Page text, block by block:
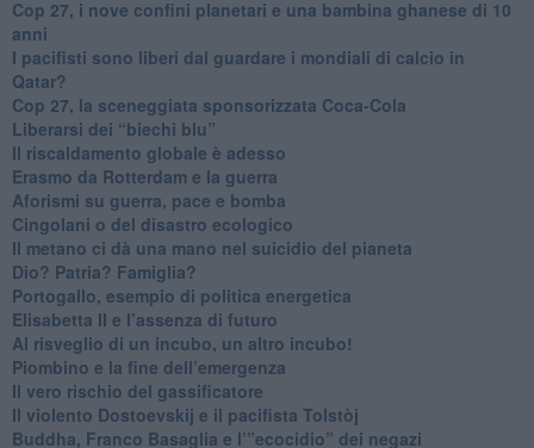
​Cop 27, i nove confini planetari e una bambina ghanese di 10
anni
​I pacifisti sono liberi dal guardare i mondiali di calcio in
Qatar?
​Cop 27, la sceneggiata sponsorizzata Coca-Cola
​Liberarsi dei “biechi blu”
Il riscaldamento globale è adesso
​Erasmo da Rotterdam e la guerra
​Aforismi su guerra, pace e bomba
Cingolani o del disastro ecologico
​Il metano ci dà una mano nel suicidio del pianeta
​Dio? Patria? Famiglia?
Portogallo, esempio di politica energetica
​Elisabetta II e l’assenza di futuro
Al risveglio di un incubo, un altro incubo!
​Piombino e la fine dell’emergenza
​Il vero rischio del gassificatore
​Il violento Dostoevskij e il pacifista Tolstòj
​Buddha, Franco Basaglia e l’”ecocidio” dei negazi